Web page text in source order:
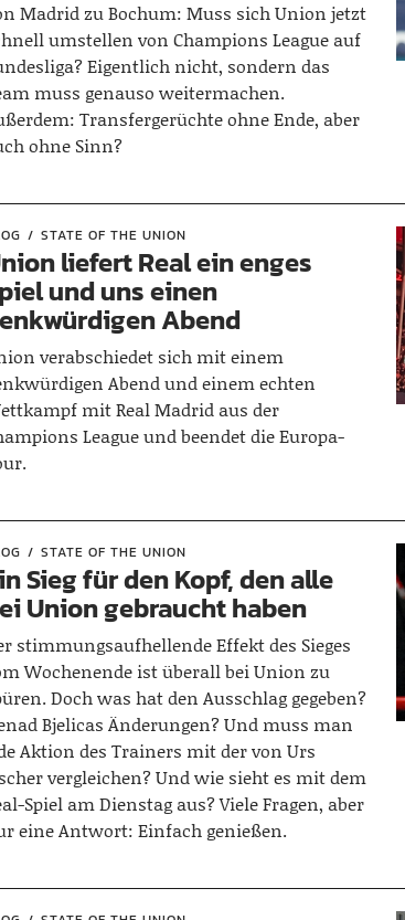
Madrid zu Bochum: Muss sich Union jetzt
umstellen von Champions League auf
Eigentlich nicht, sondern das
muss genauso weitermachen.
Transfergerüchte ohne Ende, aber
ohne Sinn?
STATE OF THE UNION
liefert Real ein enges
und uns einen
Abend
verabschiedet sich mit einem
Abend und einem echten
mit Real Madrid aus der
League und beendet die Europa-
STATE OF THE UNION
Sieg für den Kopf, den alle
Union gebraucht haben
stimmungsaufhellende Effekt des Sieges
Wochenende ist überall bei Union zu
Doch was hat den Ausschlag gegeben?
Bjelicas Änderungen? Und muss man
Aktion des Trainers mit der von Urs
vergleichen? Und wie sieht es mit dem
Spiel am Dienstag aus? Viele Fragen, aber
eine Antwort: Einfach genießen.